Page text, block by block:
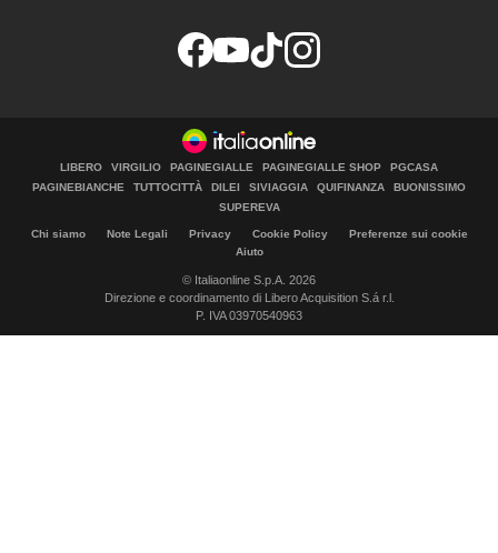
LIBERO VIRGILIO PAGINEGIALLE PAGINEGIALLE SHOP
PGCASA
PAGINEBIANCHE
TUTTOCITTÀ DILEI SIVIAGGIA QUIFINANZA
BUONISSIMO
SUPEREVA
Chi siamo Note Legali Privacy Cookie Policy
Preferenze sui cookie
Aiuto
© Italiaonline S.p.A. 2026
Direzione e coordinamento di Libero Acquisition S.á r.l.
P. IVA 03970540963